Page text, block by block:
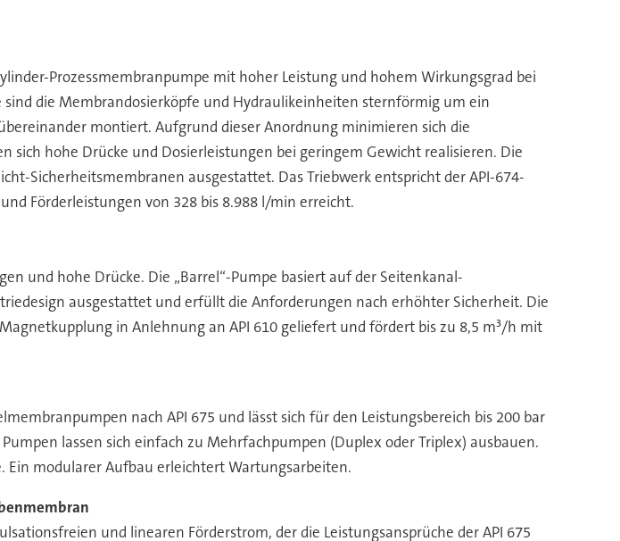
Prozessmembranpumpe mit hoher Leistung und hohem Wirkungsgrad bei
die Membrandosierköpfe und Hydraulikeinheiten sternförmig um ein
montiert. Aufgrund dieser Anordnung minimieren sich die
hohe Drücke und Dosierleistungen bei geringem Gewicht realisieren. Die
Sicherheitsmembranen ausgestattet. Das Triebwerk entspricht der API-674-
Förderleistungen von 328 bis 8.988 l/min erreicht.
und hohe Drücke. Die „Barrel“-Pumpe basiert auf der Seitenkanal-
ausgestattet und erfüllt die Anforderungen nach erhöhter Sicherheit. Die
in Anlehnung an API 610 geliefert und fördert bis zu 8,5 m³/h mit
nach API 675 und lässt sich für den Leistungsbereich bis 200 bar
lassen sich einfach zu Mehrfachpumpen (Duplex oder Triplex) ausbauen.
Ein modularer Aufbau erleichtert Wartungsarbeiten.
und linearen Förderstrom, der die Leistungsansprüche der API 675